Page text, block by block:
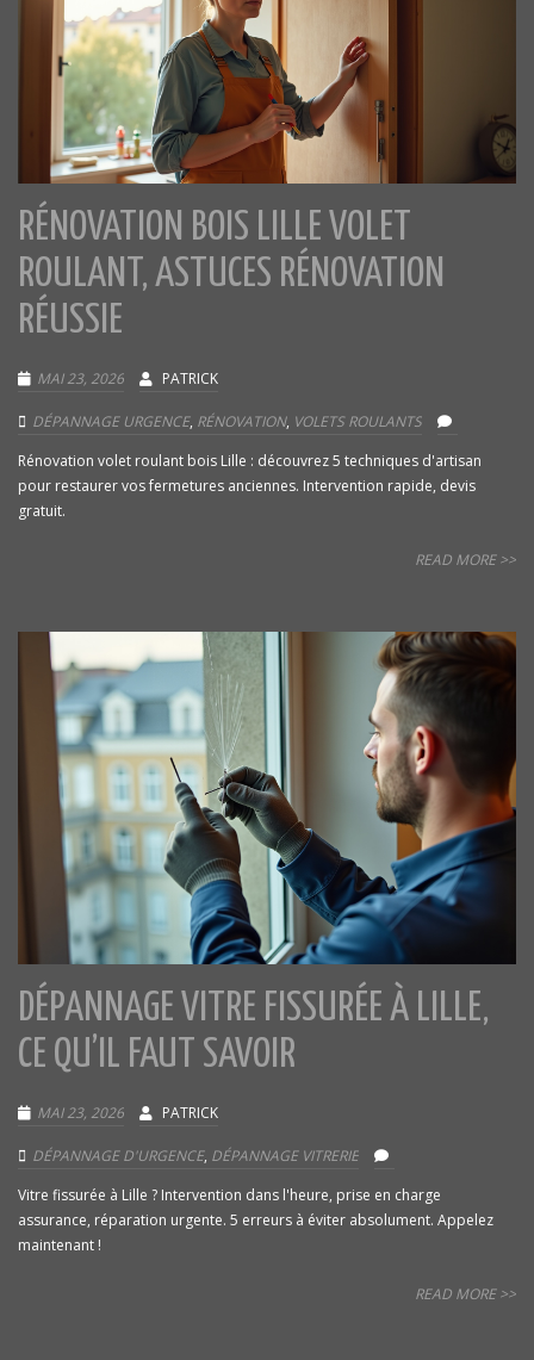
RÉNOVATION BOIS LILLE VOLET
ROULANT, ASTUCES RÉNOVATION
RÉUSSIE
MAI 23, 2026 PATRICK
DÉPANNAGE URGENCE, RÉNOVATION, VOLETS ROULANTS
Rénovation volet roulant bois Lille : découvrez 5 techniques d'artisan
pour restaurer vos fermetures anciennes. Intervention rapide, devis
gratuit.
READ MORE >>
DÉPANNAGE VITRE FISSURÉE À LILLE,
CE QU’IL FAUT SAVOIR
MAI 23, 2026 PATRICK
DÉPANNAGE D'URGENCE, DÉPANNAGE VITRERIE
Vitre fissurée à Lille ? Intervention dans l'heure, prise en charge
assurance, réparation urgente. 5 erreurs à éviter absolument. Appelez
maintenant !
READ MORE >>